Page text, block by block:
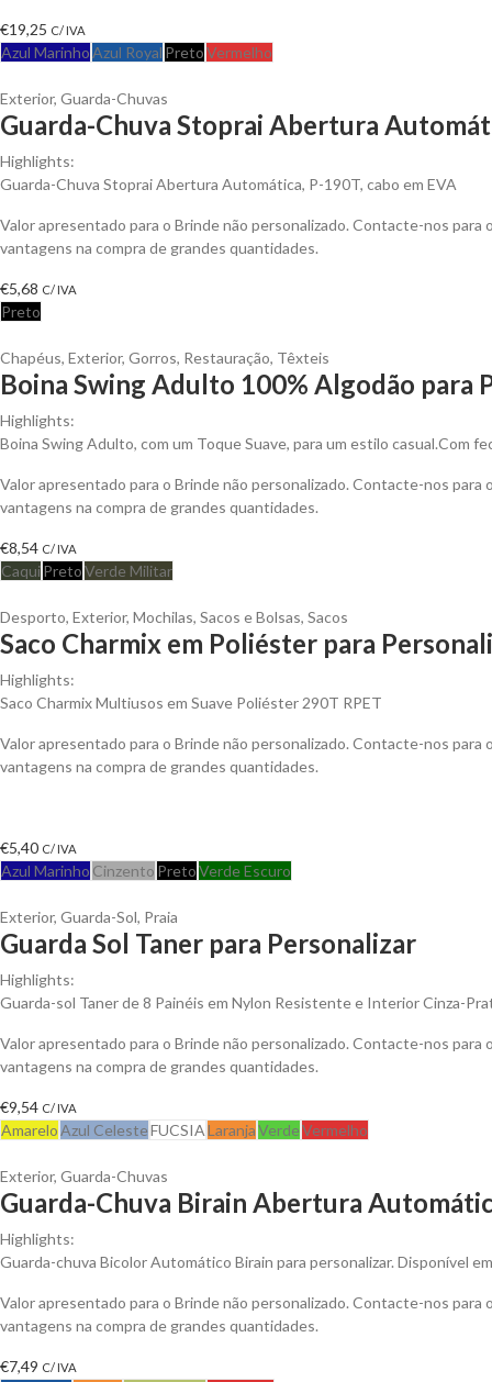
€19,25 C/ IVA
Azul MarinhoAzul Royal PretoVermelho
Exterior, Guarda-Chuvas
Guarda-Chuva Stoprai Abertura
Highlights:
Guarda-Chuva Stoprai Abertura Automática, P-190T, cabo em EVA
Valor apresentado para o Brinde não personalizado. Contacte-nos para
vantagens na compra de grandes quantidades.
€5,68 C/ IVA
Preto
Chapéus, Exterior, Gorros, Restauração, Têxteis
Boina Swing Adulto 100% Algodão para
Highlights:
Boina Swing Adulto, com um Toque Suave, para um estilo casual.Com
Valor apresentado para o Brinde não personalizado. Contacte-nos para
vantagens na compra de grandes quantidades.
€8,54 C/ IVA
CaquiPretoVerde Militar
Desporto, Exterior, Mochilas, Sacos e Bolsas, Sacos
Saco Charmix em Poliéster para
Highlights:
Saco Charmix Multiusos em Suave Poliéster 290T RPET
Valor apresentado para o Brinde não personalizado. Contacte-nos para
vantagens na compra de grandes quantidades.
€5,40 C/ IVA
Azul Marinho Cinzento PretoVerde Escuro
Exterior, Guarda-Sol, Praia
Guarda Sol Taner para Personalizar
Highlights:
Guarda-sol Taner de 8 Painéis em Nylon Resistente e Interior Cinza-
Valor apresentado para o Brinde não personalizado. Contacte-nos para
vantagens na compra de grandes quantidades.
€9,54 C/ IVA
AmareloAzul CelesteFUCSIALaranjaVerdeVermelho
Exterior, Guarda-Chuvas
Guarda-Chuva Birain Abertura
Highlights:
Guarda-chuva Bicolor Automático Birain para personalizar. Disponível
Valor apresentado para o Brinde não personalizado. Contacte-nos para
vantagens na compra de grandes quantidades.
€7,49 C/ IVA